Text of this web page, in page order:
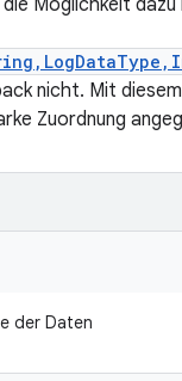
Möglichkeit
nicht. Mit
Zuordnung
der Daten